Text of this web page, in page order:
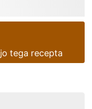
tega recepta